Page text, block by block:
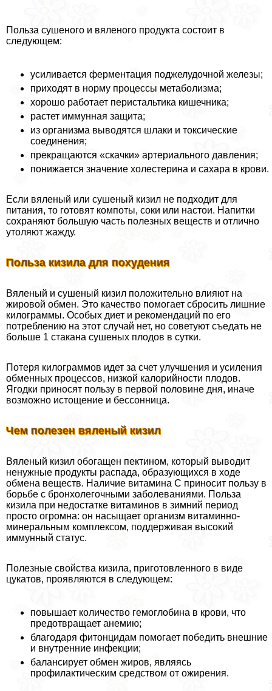
Польза сушеного и вяленого продукта состоит в
следующем:
усиливается ферментация поджелудочной железы;
приходят в норму процессы метаболизма;
хорошо работает перистальтика кишечника;
растет иммунная защита;
из организма выводятся шлаки и токсические
соединения;
прекращаются «скачки» артериального давления;
понижается значение холестерина и сахара в крови.
Если вяленый или сушеный кизил не подходит для
питания, то готовят компоты, соки или настои. Напитки
сохраняют большую часть полезных веществ и отлично
утоляют жажду.
Польза кизила для похудения
Вяленый и сушеный кизил положительно влияют на
жировой обмен. Это качество помогает сбросить лишние
килограммы. Особых диет и рекомендаций по его
потрeблению на этот случай нет, но советуют съедать не
больше 1 стакана сушеных плодов в сутки.
Потеря килограммов идет за счет улучшения и усиления
обменных процессов, низкой калорийности плодов.
Ягодки приносят пользу в первой половине дня, иначе
возможно истощение и бессонница.
Чем полезен вяленый кизил
Вяленый кизил обогащен пектином, который выводит
ненужные продукты распада, образующихся в ходе
обмена веществ. Наличие витамина С приносит пользу в
борьбе с бронхолегочными заболеваниями. Польза
кизила при недостатке витаминов в зимний период
просто огромна: он насыщает организм витаминно-
минеральным комплексом, поддерживая высокий
иммунный статус.
Полезные свойства кизила, приготовленного в виде
цукатов, проявляются в следующем:
повышает количество гемоглобина в крови, что
предотвращает анемию;
благодаря фитонцидам помогает победить внешние
и внутренние инфекции;
балансирует обмен жиров, являясь
профилактическим средством от ожирения.